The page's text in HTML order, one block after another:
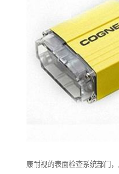
康耐视的表面检查系统部门